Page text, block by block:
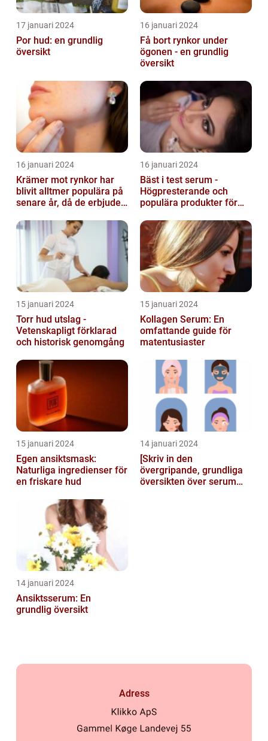
17 januari 2024
Por hud: en grundlig
översikt
16 januari 2024
Få bort rynkor under
ögonen - en grundlig
översikt
16 januari 2024
Krämer mot rynkor har
blivit alltmer populära på
senare år, då de erbjuder
lösni...
16 januari 2024
Bäst i test serum -
Högpresterande och
populära produkter för
15 januari 2024
Torr hud utslag -
Vetenskapligt förklarad
och historisk genomgång
15 januari 2024
Kollagen Serum: En
omfattande guide för
matentusiaster
15 januari 2024
Egen ansiktsmask:
Naturliga ingredienser för
en friskare hud
14 januari 2024
[Skriv in den
övergripande, grundliga
översikten över serum
14 januari 2024
Ansiktsserum: En
grundlig översikt
Adress